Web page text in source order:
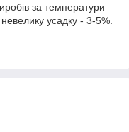
за температури
усадку - 3-5%.